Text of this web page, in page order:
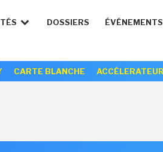
DOSSIERS ÉVÉNEMENTS
CARTE BLANCHE